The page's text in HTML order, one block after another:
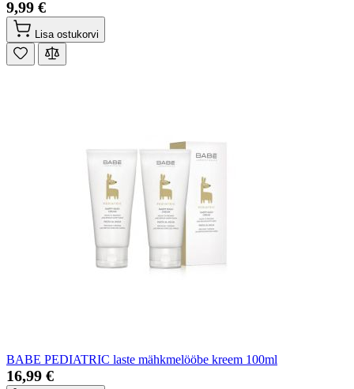
9,99 €
Lisa ostukorvi
BABE PEDIATRIC laste mähkmelööbe kreem 100ml
16,99 €